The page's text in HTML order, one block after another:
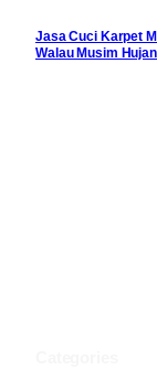
Jasa Cuci Karpet
Walau Musim